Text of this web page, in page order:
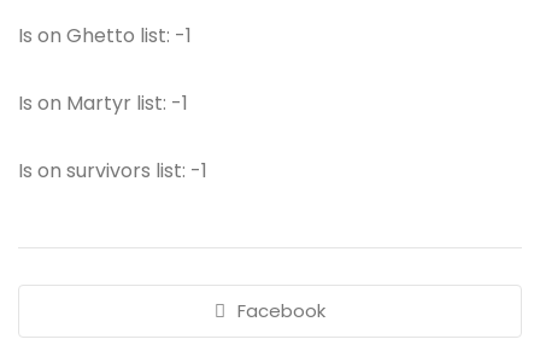
Is on Ghetto list: -1
Is on Martyr list: -1
Is on survivors list: -1
Facebook